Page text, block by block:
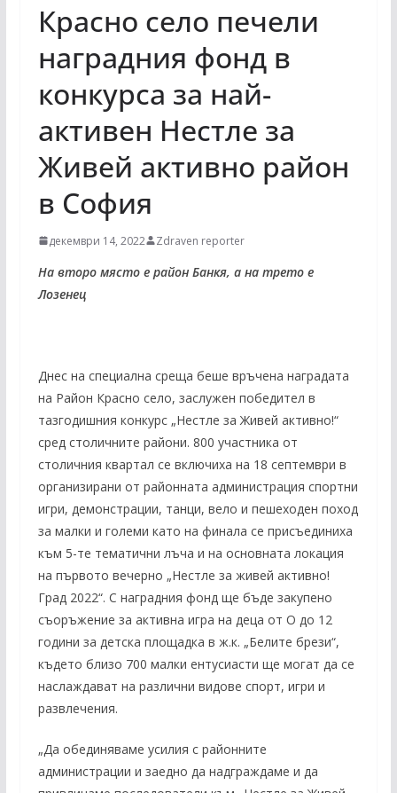
Красно село печели
наградния фонд в
конкурса за най-
активен Нестле за
Живей активно район
в София
декември 14, 2022 Zdraven reporter
На второ място е район Банкя, а на трето е
Лозенец
Днес на специална среща беше връчена наградата
на Район Красно село, заслужен победител в
тазгодишния конкурс „Нестле за Живей активно!“
сред столичните райони. 800 участника от
столичния квартал се включиха на 18 септември в
организирани от районната администрация спортни
игри, демонстрации, танци, вело и пешеходен поход
за малки и големи като на финала се присъединиха
към 5-те тематични лъча и на основната локация
на първото вечерно „Нестле за живей активно!
Град 2022“. С наградния фонд ще бъде закупено
съоръжение за активна игра на деца от О до 12
години за детска площадка в ж.к. „Белите брези“,
където близо 700 малки ентусиасти ще могат да се
наслаждават на различни видове спорт, игри и
развлечения.
„Да обединяваме усилия с районните
администрации и заедно да надграждаме и да